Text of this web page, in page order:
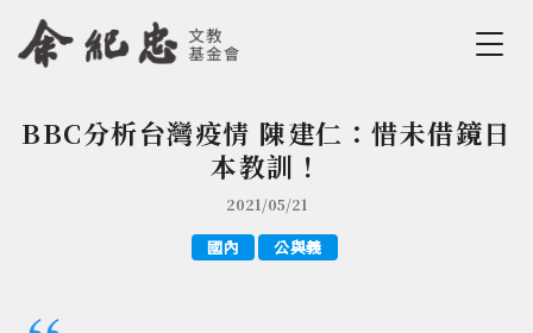
Jump to Navigation
Jump to Main content
您在這裡
BBC分析台灣疫情 陳建仁：惜未借鏡日
本教訓！
2021/05/21
國內 公與義